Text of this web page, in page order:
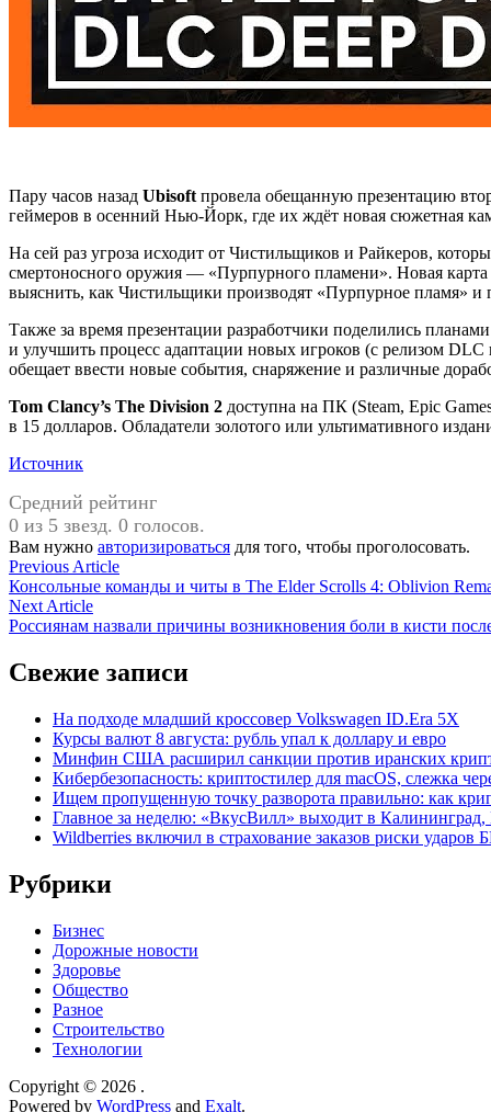
Пару часов назад Ubisoftпровела обещанную презентацию
геймеров в осенний Нью-Йорк, где их ждёт новая сюжетная
На сей раз угроза исходит от Чистильщиков и Райкеров,
смертоносного оружия — «Пурпурного пламени». Новая
выяснить, как Чистильщики производят «Пурпурное пламя»
Также за время презентации разработчики поделились
и улучшить процесс адаптации новых игроков (с релизом
обещает ввести новые события, снаряжение и различные
Tom Clancy’s The Division 2 доступна на ПК (Steam, Epic
в 15 долларов. Обладатели золотого или ультимативного
Источник
Средний рейтинг
0 из 5 звезд. 0 голосов.
Вам нужно авторизироваться для того, чтобы проголосовать.
Навигация
по
записям
Previous ArticlePrevious
article:
Консольные команды и читы в The Elder Scrolls 4: Oblivion
Next ArticleNext
article:
Россиянам назвали причины возникновения боли в кисти
Свежие записи
На подходе младший кроссовер Volkswagen ID.Era 5X
Курсы валют 8 августа: рубль упал к доллару и евро
Минфин США расширил санкции против иранских
Кибербезопасность: криптостилер для macOS, слежка
Ищем пропущенную точку разворота правильно: как
Главное за неделю: «ВкусВилл» выходит в
Wildberries включил в страхование заказов риски ударов
Рубрики
Бизнес
Дорожные новости
Здоровье
Общество
Разное
Строительство
Технологии
Copyright © 2026 .
Powered by WordPress and Exalt.